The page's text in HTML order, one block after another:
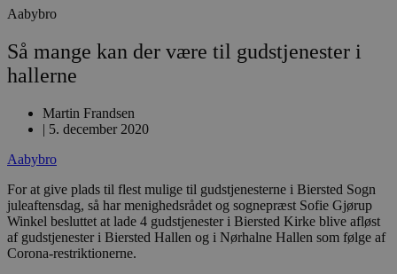
Aabybro
Så mange kan der være til gudstjenester i
hallerne
Martin Frandsen
| 5. december 2020
Aabybro
For at give plads til flest mulige til gudstjenesterne i Biersted Sogn
juleaftensdag, så har menighedsrådet og sognepræst Sofie Gjørup
Winkel besluttet at lade 4 gudstjenester i Biersted Kirke blive afløst
af gudstjenester i Biersted Hallen og i Nørhalne Hallen som følge af
Corona-restriktionerne.